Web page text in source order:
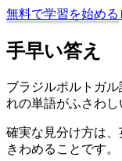
無料で学習を始める
手早い答え
ブラジルポルトガル
れの単語がふさわし
確実な見分け方は
きわめることです。